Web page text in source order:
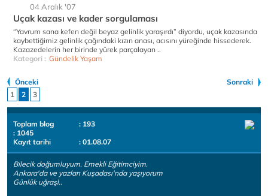
04 Aralık '07
Uçak kazası ve kader sorgulaması
“Yavrum sana kefen değil beyaz gelinlik yaraşırdı” diyordu, uçak kazasında
kaybettiğimiz gelinlik çağındaki kızın anası, acısını yüreğinde hissederek.
Kazazedelerin her birinde yürek parçalayan ..
Kategori : Gündelik Yaşam
Önceki
Sonraki
1
2 3
Toplam blog
: 193
: 1045
Kayıt tarihi
: 01.08.07
Bilecik doğumluyum. Emekli Eğitimciyim.
Ankara'da ve yazları Kuşadası'nda yaşıyorum
Günlük uğraşl..